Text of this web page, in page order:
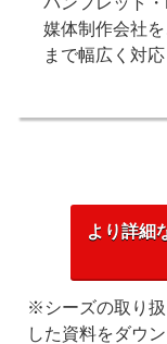
媒体制作会社
まで幅広く対応
より詳細
※シーズの取り
した資料をダウ